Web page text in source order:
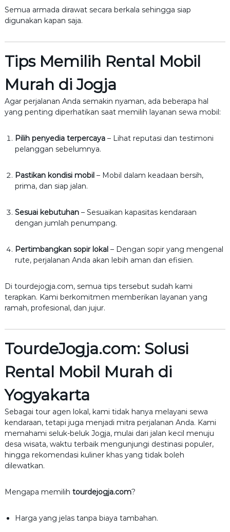
Semua armada dirawat secara berkala sehingga siap
digunakan kapan saja.
Tips Memilih Rental Mobil
Murah di Jogja
Agar perjalanan Anda semakin nyaman, ada beberapa hal
yang penting diperhatikan saat memilih layanan sewa mobil:
Pilih penyedia terpercaya– Lihat reputasi dan testimoni
pelanggan sebelumnya.
Pastikan kondisi mobil– Mobil dalam keadaan bersih,
prima, dan siap jalan.
Sesuai kebutuhan– Sesuaikan kapasitas kendaraan
dengan jumlah penumpang.
Pertimbangkan sopir lokal– Dengan sopir yang mengenal
rute, perjalanan Anda akan lebih aman dan efisien.
Di tourdejogja.com, semua tips tersebut sudah kami
terapkan. Kami berkomitmen memberikan layanan yang
ramah, profesional, dan jujur.
TourdeJogja.com: Solusi
Rental Mobil Murah di
Yogyakarta
Sebagai tour agen lokal, kami tidak hanya melayani sewa
kendaraan, tetapi juga menjadi mitra perjalanan Anda. Kami
memahami seluk-beluk Jogja, mulai dari jalan kecil menuju
desa wisata, waktu terbaik mengunjungi destinasi populer,
hingga rekomendasi kuliner khas yang tidak boleh
dilewatkan.
Mengapa memilih tourdejogja.com?
Harga yang jelas tanpa biaya tambahan.